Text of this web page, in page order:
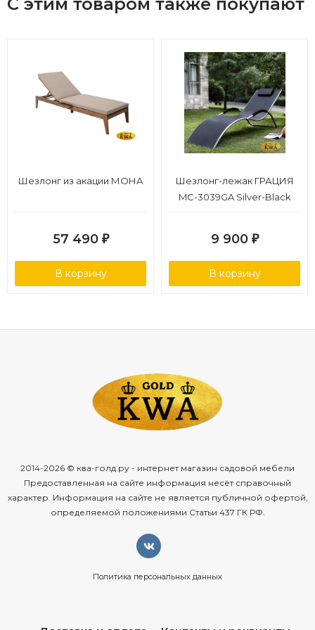
С этим товаром также покупают
Шезлонг из акации МОНА
57 490 ₽
В корзину
Шезлонг-лежак ГРАЦИЯ
MC-3039GA Silver-Black
9 900 ₽
В корзину
2014-2026 © ква-голд.ру - интернет магазин садовой мебели
Предоставленная на сайте информация несёт справочный
характер. Информация на сайте не является публичной офертой,
определяемой положениями Статьи 437 ГК РФ.
Политика персональных данных